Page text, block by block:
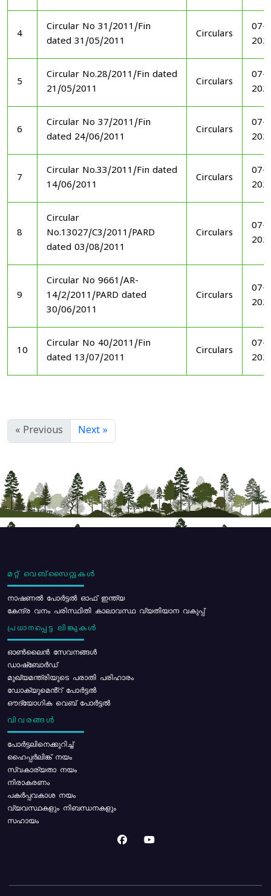
4
Circular No 31/2011/Fin
dated 31/05/2011
Circulars
07-
5
Circular No.28/2011/Fin dated
21/05/2011
Circulars
07-
6
Circular No 37/2011/Fin
dated 24/06/2011
Circulars
07-
7
Circular No.33/2011/Fin dated
14/06/2011
Circulars
07-
8
Circular
No.13027/C3/2011/PARD
dated 03/08/2011
Circulars
07-
9
Circular No 9661/AR-
14/2/2011/PARD dated
30/06/2011
Circulars
07-
10
Circular No 40/2011/Fin
dated 13/07/2011
Circulars
07-
« Previous Next »
മറ്റ് വെബ്സൈറ്റുകൾ
നാഷണൽ പോർട്ടൽ ഓഫ് ഇന്ത്യ
കേന്ദ്ര വനം പരിസ്ഥിതി കാലാവസ്ഥ വ്യതിയാന വകുപ്പ്
പ്രധാനപ്പെട്ട ലിങ്കുകൾ
ഓൺലൈൻ സേവനങ്ങൾ
ഡാഷ്ബോർഡ്
മുഖ്യമന്ത്രിയുടെ പരാതി പരിഹാരം
ഡോക്യുമെൻ്റ് പോർട്ടൽ
ഔദ്യോഗിക വെബ് പോർട്ടൽ
വിവരങ്ങൾ
പോര്‍ട്ടലിനെക്കുറിച്ച്
ഹൈപ്പർലിങ്ക് നയം
സ്വകാര്യതാ നയം
നിരാകരണം
പകർപ്പവകാശ നയം
വ്യവസ്ഥകളും നിബന്ധനകളും
സഹായം